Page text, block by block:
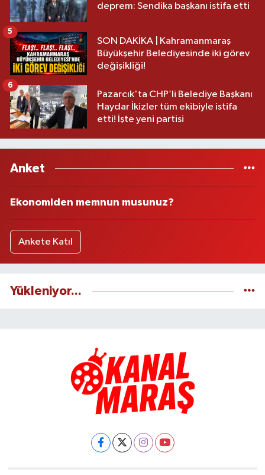
deprem: Sendika başkanı istifa etti
SON DAKİKA | Kahramanmaraş
Büyükşehir Belediyesinde iki görev
değişikliği!
5
Pazarcık'ta CHP’li Belediye Başkanı
Haydar İkizler tüm ekibiyle istifa
etti! İşte yeni partisi
6
Anket
Ekonomiden memnun musunuz?
Ankete Katıl
Yükleniyor...